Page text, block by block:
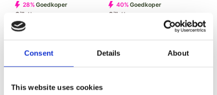
Consent Details About
This website uses cookies
28% Goedkoper
Gillette
Gillette Labs Exfoliating
scheersysteem inclusief
Verkoopprijs
€12, 99
Normale
40% Goedkoper
Gillette
scheermesje 5 stuks
prijs